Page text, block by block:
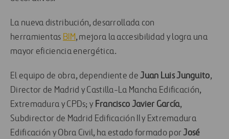
La nueva distribución, desarrollada con
herramientas BIM, mejora la accesibilidad y logra una
mayor eficiencia energética.
El equipo de obra, dependiente deJuan Luis Junguito,
Director de Madrid y Castilla-La Mancha Edificación,
Extremadura y CPDs; y Francisco Javier García,
Subdirector de Madrid Edificación II y Extremadura
Edificación y Obra Civil, ha estado formado porJosé